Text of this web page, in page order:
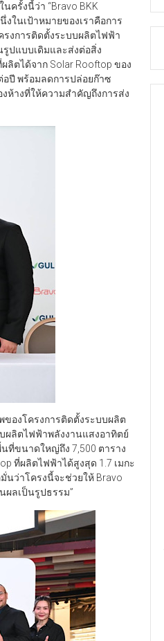
ครั้งนี้ว่า “Bravo BKK
ในเป้าหมายของเราคือการ
งการติดตั้งระบบผลิตไฟฟ้า
ปแบบเดิมและส่งต่อสิ่ง
ตได้จาก Solar Rooftop ของ
อปี พร้อมลดการปล่อยก๊าซ
ห้างที่ให้ความสำคัญถึงการส่ง
ของโครงการติดตั้งระบบผลิต
ผลิตไฟฟ้าพลังงานแสงอาทิตย์
ที่ขนาดใหญ่ถึง 7,500 ตาราง
ที่ผลิตไฟฟ้าได้สูงสุด 1.7 เมกะ
นว่าโครงนี้จะช่วยให้ Bravo
ผลเป็นรูปธรรม”